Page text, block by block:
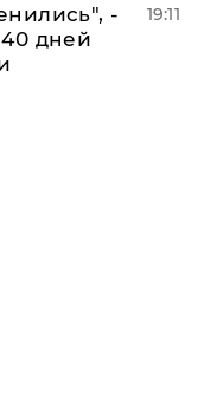
-
дней
19:11